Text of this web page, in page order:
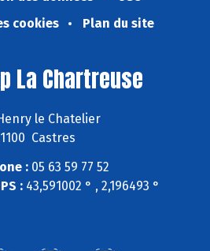
cookies
Plan du site
La Chartreuse
le Chatelier
Castres
: 05 63 59 77 52
: 43,591002 ° , 2,196493 °